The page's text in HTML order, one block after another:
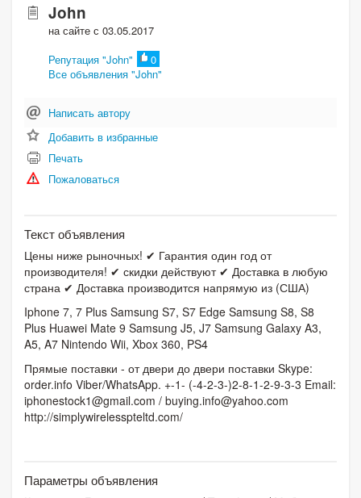
John
на сайте с 03.05.2017
Репутация "John"
0
Все объявления "John"
Написать автору
Добавить в избранные
Печать
Пожаловаться
Текст объявления
Цены ниже рыночных! ✔ Гарантия один год от
производителя! ✔ скидки действуют ✔ Доставка в любую
страна ✔ Доставка производится напрямую из (США)
Iphone 7, 7 Plus Samsung S7, S7 Edge Samsung S8, S8
Plus Huawei Mate 9 Samsung J5, J7 Samsung Galaxy A3,
A5, A7 Nintendo Wii, Xbox 360, PS4
Прямые поставки - от двери до двери поставки Skype:
order.info Viber/WhatsApp. +-1- (-4-2-3-)2-8-1-2-9-3-3 Email:
iphonestock1@gmail.com / buying.info@yahoo.com
http://simplywirelesspteltd.com/
Параметры объявления